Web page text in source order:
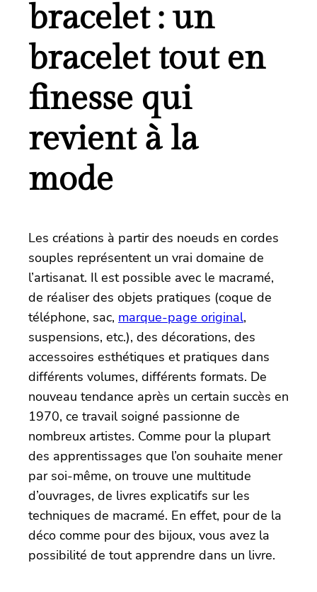
bracelet : un
bracelet tout en
finesse qui
revient à la
mode
Les créations à partir des noeuds en cordes
souples représentent un vrai domaine de
l’artisanat. Il est possible avec le macramé,
de réaliser des objets pratiques (coque de
téléphone, sac, marque-page original,
suspensions, etc.), des décorations, des
accessoires esthétiques et pratiques dans
différents volumes, différents formats. De
nouveau tendance après un certain succès en
1970, ce travail soigné passionne de
nombreux artistes. Comme pour la plupart
des apprentissages que l’on souhaite mener
par soi-même, on trouve une multitude
d’ouvrages, de livres explicatifs sur les
techniques de macramé. En effet, pour de la
déco comme pour des bijoux, vous avez la
possibilité de tout apprendre dans un livre.